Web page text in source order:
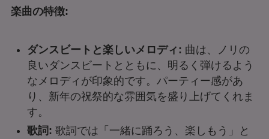
楽曲の特徴:
ダンスビートと楽しいメロディ: 曲は、ノリの
良いダンスビートとともに、明るく弾けるよう
なメロディが印象的です。パーティー感があ
り、新年の祝祭的な雰囲気を盛り上げてくれま
す。
歌詞: 歌詞では「一緒に踊ろう、楽しもう」と